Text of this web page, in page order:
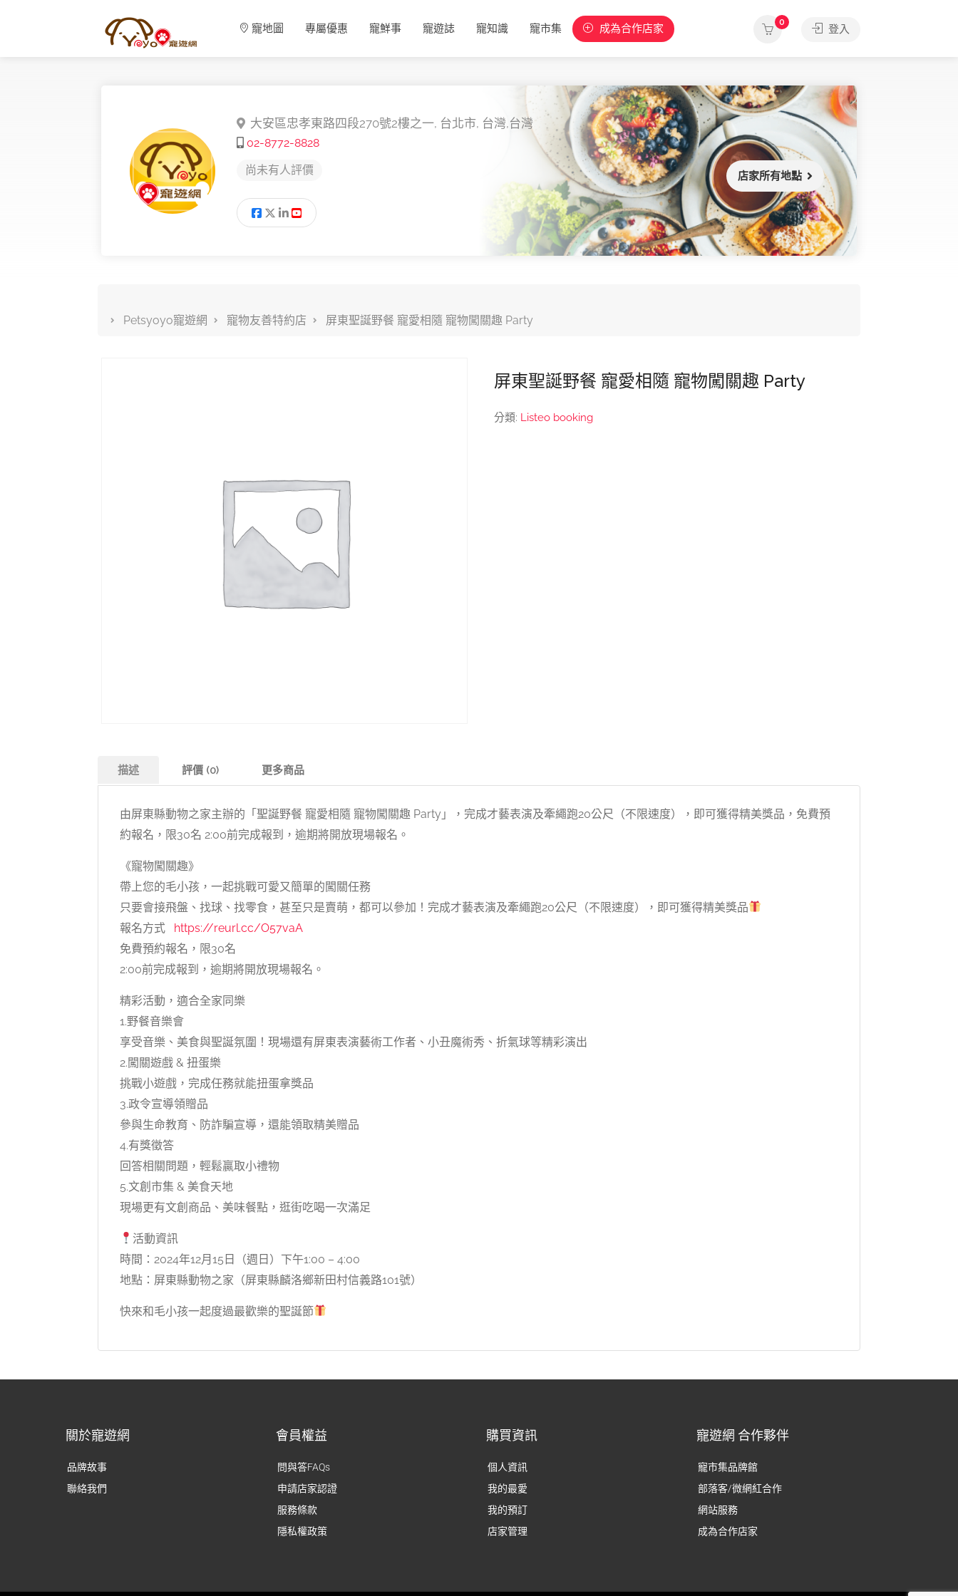
寵地圖 專屬優惠 寵鮮事 寵遊誌 寵知識 寵市集 成為合作店家 0
登入
大安區忠孝東路四段270號2樓之一, 台北市, 台灣,台灣
02-8772-8828
尚未有人評價
店家所有地點
Petsyoyo寵遊網 寵物友善特約店 屏東聖誕野餐 寵愛相隨 寵物闖關趣 Party
屏東聖誕野餐 寵愛相隨 寵物闖關趣 Party
分類: Listeo booking
描述 評價 (0) 更多商品
由屏東縣動物之家主辦的「聖誕野餐 寵愛相隨 寵物闖關趣 Party」，完成才藝表演及牽繩跑20公尺（不限速度），即可獲得精美獎品，免費預
約報名，限30名 2:00前完成報到，逾期將開放現場報名。
《寵物闖關趣》
帶上您的毛小孩，一起挑戰可愛又簡單的闖關任務
只要會接飛盤、找球、找零食，甚至只是賣萌，都可以參加！完成才藝表演及牽繩跑20公尺（不限速度），即可獲得精美獎品
報名方式 https://reurl.cc/O57vaA
免費預約報名，限30名
2:00前完成報到，逾期將開放現場報名。
精彩活動，適合全家同樂
1️.野餐音樂會
享受音樂、美食與聖誕氛圍！現場還有屏東表演藝術工作者、小丑魔術秀、折氣球等精彩演出
2.闖關遊戲 & 扭蛋樂
挑戰小遊戲，完成任務就能扭蛋拿獎品
3.政令宣導領贈品
參與生命教育、防詐騙宣導，還能領取精美贈品
4.有獎徵答
回答相關問題，輕鬆贏取小禮物
5.文創市集 & 美食天地
現場更有文創商品、美味餐點，逛街吃喝一次滿足
活動資訊
時間：2024年12月15日（週日）下午1:00 – 4:00
地點：屏東縣動物之家（屏東縣麟洛鄉新田村信義路101號）
快來和毛小孩一起度過最歡樂的聖誕節
關於寵遊網
品牌故事
聯絡我們
會員權益
問與答FAQs
申請店家認證
服務條款
隱私權政策
購買資訊
個人資訊
我的最愛
我的預訂
店家管理
寵遊網 合作夥伴
寵市集品牌館
部落客/微網紅合作
網站服務
成為合作店家